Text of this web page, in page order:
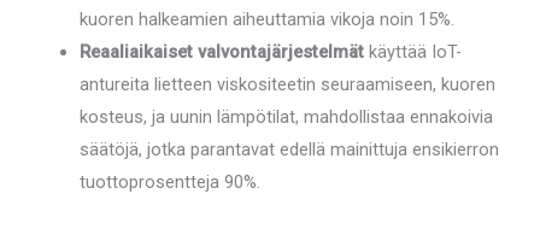
kuoren halkeamien aiheuttamia vikoja noin 15%.
Reaaliaikaiset valvontajärjestelmät käyttää IoT-
antureita lietteen viskositeetin seuraamiseen, kuoren
kosteus, ja uunin lämpötilat, mahdollistaa ennakoivia
säätöjä, jotka parantavat edellä mainittuja ensikierron
tuottoprosentteja 90%.